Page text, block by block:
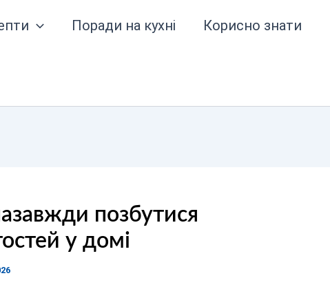
Поради на кухні Корисно знати
позбутися
у домі